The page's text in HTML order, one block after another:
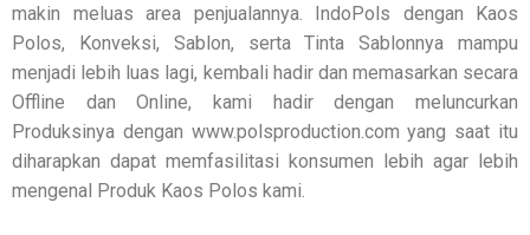
makin meluas area penjualannya. IndoPols dengan Kaos
Polos, Konveksi, Sablon, serta Tinta Sablonnya mampu
menjadi lebih luas lagi, kembali hadir dan memasarkan secara
Offline dan Online, kami hadir dengan meluncurkan
Produksinya dengan www.polsproduction.com yang saat itu
diharapkan dapat memfasilitasi konsumen lebih agar lebih
mengenal Produk Kaos Polos kami.